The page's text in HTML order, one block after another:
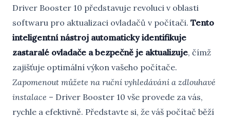
Driver Booster 10 představuje revoluci v oblasti
softwaru pro aktualizaci ovladačů v počítači. Tento
inteligentní nástroj automaticky identifikuje
zastaralé ovladače a bezpečně je aktualizuje, čímž
zajišťuje optimální výkon vašeho počítače.
Zapomenout můžete na ruční vyhledávání a zdlouhavé
instalace – Driver Booster 10 vše provede za vás,
rychle a efektivně. Představte si, že váš počítač běží